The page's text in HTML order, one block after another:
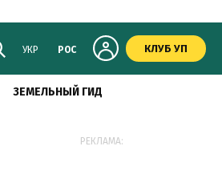
УКР РОС КЛУБ УП
ЗЕМЕЛЬНЫЙ ГИД
РЕКЛАМА: